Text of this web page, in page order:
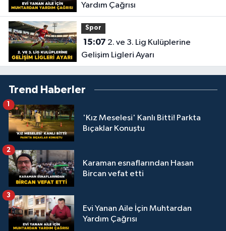
Yardım Çağrısı
Spor
15:07
Gelişim Ligleri Ayarı
Trend Haberler
'Kız Meselesi' Kanlı Bitti! Parkta
Bıçaklar Konuştu
1
Karaman esnaflarından Hasan
Bircan vefat etti
2
Evi Yanan Aile İçin Muhtardan
Yardım Çağrısı
3